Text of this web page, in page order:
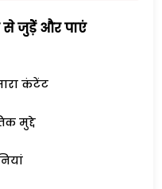
से जुड़ेें और पाएं
कंटेंट
मुद्दे